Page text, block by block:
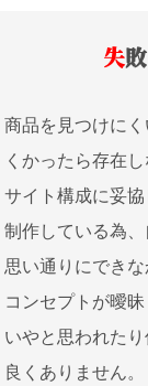
商品を見つけに
くかったら存在
サイト構成に妥
制作している為
思い通りにできな
コンセプトが曖
いやと思われた
良くありません。